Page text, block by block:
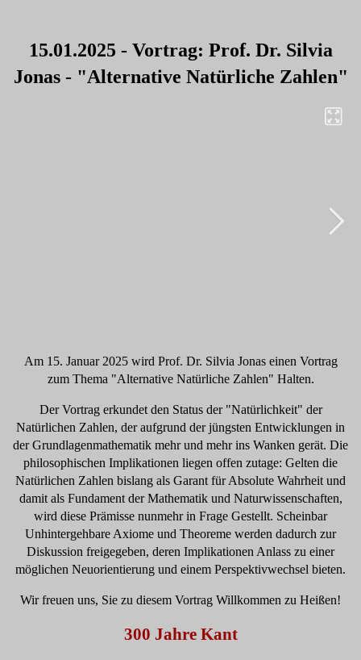
15.01.2025 - Vortrag: Prof. Dr. Silvia
Jonas - "Alternative Natürliche Zahlen"
Am 15. Januar 2025 wird Prof. Dr. Silvia Jonas einen Vortrag
zum Thema "Alternative Natürliche Zahlen" Halten.
Der Vortrag erkundet den Status der "Natürlichkeit" der
Natürlichen Zahlen, der aufgrund der jüngsten Entwicklungen in
der Grundlagenmathematik mehr und mehr ins Wanken gerät. Die
philosophischen Implikationen liegen offen zutage: Gelten die
Natürlichen Zahlen bislang als Garant für Absolute Wahrheit und
damit als Fundament der Mathematik und Naturwissenschaften,
wird diese Prämisse nunmehr in Frage Gestellt. Scheinbar
Unhintergehbare Axiome und Theoreme werden dadurch zur
Diskussion freigegeben, deren Implikationen Anlass zu einer
möglichen Neuorientierung und einem Perspektivwechsel bieten.
Wir freuen uns, Sie zu diesem Vortrag Willkommen zu Heißen!
300 Jahre Kant